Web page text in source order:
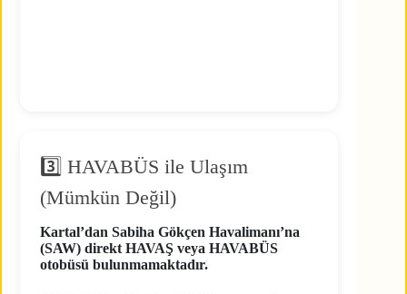
3️⃣ HAVABÜS ile Ulaşım
(Mümkün Değil)
Kartal’dan Sabiha Gökçen Havalimanı’na
(SAW) direkt HAVAŞ veya HAVABÜS
otobüsü bulunmamaktadır.